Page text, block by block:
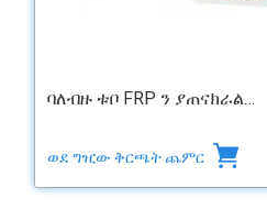
ባለብዙ ቱቦ FRP ን ያጠናክራል…
ወደ ግዢው ቅርጫት ጨምር